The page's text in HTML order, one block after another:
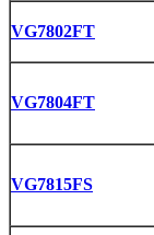
VG7802FT
VG7804FT
VG7815FS